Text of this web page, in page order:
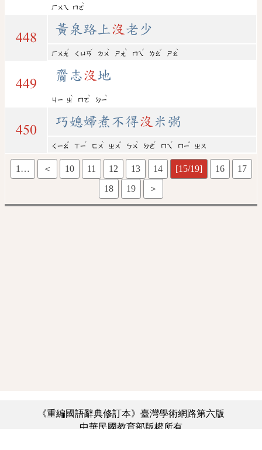
ㄏㄨㄟ ㄇㄛ
ˋ
448
黃泉路上沒 老少
ㄏㄨㄤ
ˊ
ㄑㄩㄢ
ˊ
ㄌㄨ
ˋ
ㄕㄤ
ˋ
ㄇㄟ
ˊ
ㄌㄠ
ˇ
ㄕㄠ
ˋ
449
齎志沒 地
ㄐㄧ ㄓ
ˋ
ㄇㄛ
ˋ
ㄉㄧ
ˋ
450
巧媳婦煮不得沒 米粥
ㄑㄧㄠ
ˇ
ㄒㄧ
ˊ
ㄈㄨ
ˋ
ㄓㄨ
ˇ
ㄅㄨ
ˋ
ㄉㄜ
ˊ
ㄇㄟ
ˊ
ㄇㄧ
ˇ
ㄓㄡ
1… ＜ 10 11 12 13 14 [15/19] 16
17
18
19 ＞
《重編國語辭典修訂本》臺灣學術網路第六版
中華民國教育部版權所有